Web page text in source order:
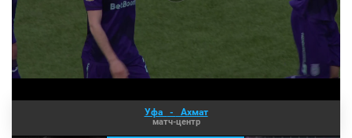
Уфа - Ахмат
матч-центр